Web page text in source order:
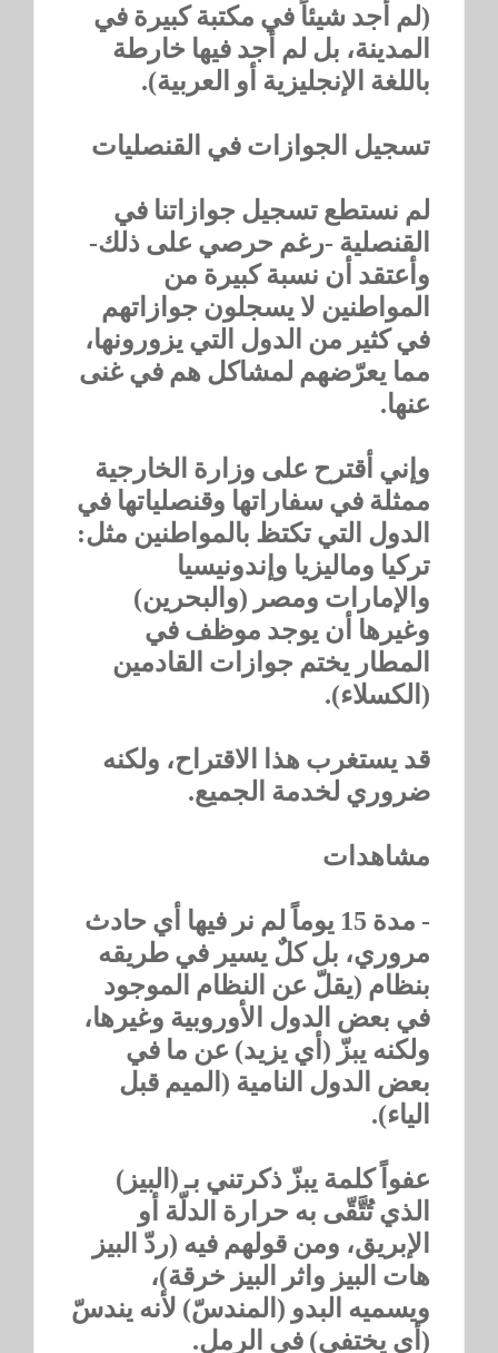
(لم أجد شيئاً في مكتبة كبيرة في
المدينة، بل لم أجد فيها خارطة
باللغة الإنجليزية أو العربية).
تسجيل الجوازات في القنصليات
لم نستطع تسجيل جوازاتنا في
القنصلية -رغم حرصي على ذلك-
وأعتقد أن نسبة كبيرة من
المواطنين لا يسجلون جوازاتهم
في كثير من الدول التي يزورونها،
مما يعرّضهم لمشاكل هم في غنى
عنها.
وإني أقترح على وزارة الخارجية
ممثلة في سفاراتها وقنصلياتها في
الدول التي تكتظ بالمواطنين مثل:
تركيا وماليزيا وإندونيسيا
والإمارات ومصر (والبحرين)
وغيرها أن يوجد موظف في
المطار يختم جوازات القادمين
(الكسلاء).
قد يستغرب هذا الاقتراح، ولكنه
ضروري لخدمة الجميع.
مشاهدات
- مدة 15 يوماً لم نر فيها أي حادث
مروري، بل كلٌ يسير في طريقه
بنظام (يقلّ عن النظام الموجود
في بعض الدول الأوروبية وغيرها،
ولكنه يبزّ (أي يزيد) عن ما في
بعض الدول النامية (الميم قبل
الياء).
عفواً كلمة يبزّ ذكرتني بـ (البيز)
الذي تُتَّقّى به حرارة الدلّة أو
الإبريق، ومن قولهم فيه (ردّ البيز
هات البيز واثر البيز خرقة)،
ويسميه البدو (المندسّ) لأنه يندسّ
(أي يختفي) في الرمل.